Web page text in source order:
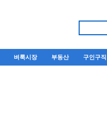
벼룩시장 부동산 구인구직